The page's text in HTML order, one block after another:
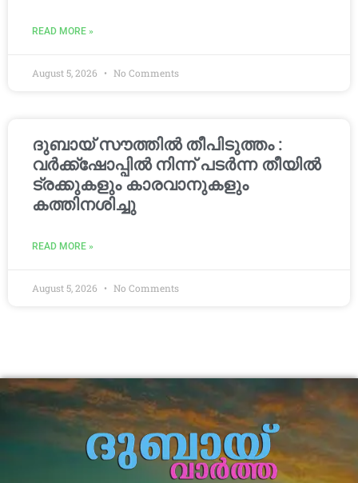
READ MORE »
August 5, 2026 No Comments
ദുബായ് സൗത്തിൽ തീപിടുത്തം :
വർക്ക്‌ഷോപ്പിൽ നിന്ന് പടർന്ന തീയിൽ
ട്രക്കുകളും കാരവാനുകളും
കത്തിനശിച്ചു
READ MORE »
August 5, 2026 No Comments